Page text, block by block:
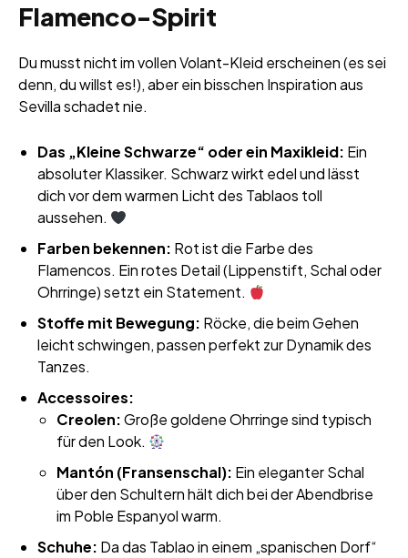
Flamenco-Spirit
Du musst nicht im vollen Volant-Kleid erscheinen (es sei
denn, du willst es!), aber ein bisschen Inspiration aus
Sevilla schadet nie.
Das „Kleine Schwarze“ oder ein Maxikleid: Ein
absoluter Klassiker. Schwarz wirkt edel und lässt
dich vor dem warmen Licht des Tablaos toll
aussehen.
Farben bekennen: Rot ist die Farbe des
Flamencos. Ein rotes Detail (Lippenstift, Schal oder
Ohrringe) setzt ein Statement.
Stoffe mit Bewegung: Röcke, die beim Gehen
leicht schwingen, passen perfekt zur Dynamik des
Tanzes.
Accessoires:
Creolen:Große goldene Ohrringe sind typisch
für den Look.
Mantón (Fransenschal): Ein eleganter Schal
über den Schultern hält dich bei der Abendbrise
im Poble Espanyol warm.
Schuhe: Da das Tablao in einem „spanischen Dorf“